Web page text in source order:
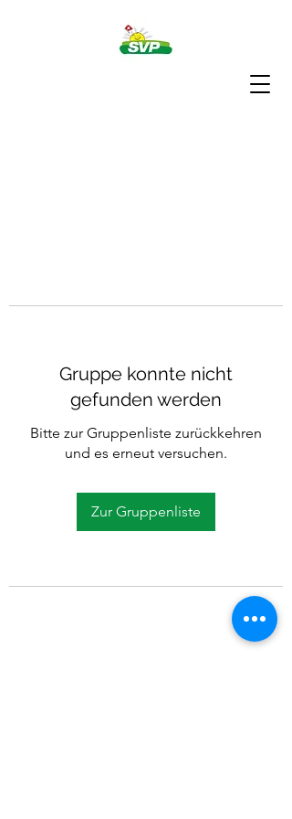
Gruppe konnte nicht
gefunden werden
Bitte zur Gruppenliste zurückkehren
und es erneut versuchen.
Zur Gruppenliste